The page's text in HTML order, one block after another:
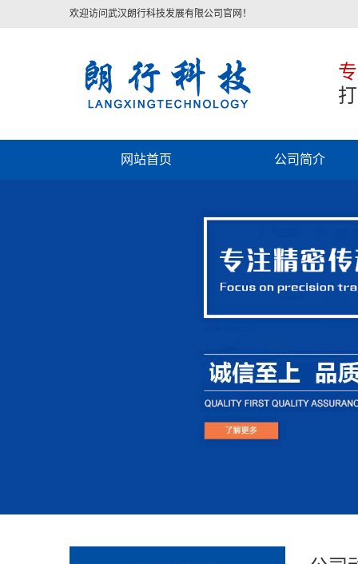
欢迎访问武汉朗行科技发展有限公司官网！
网站首页 公司简介